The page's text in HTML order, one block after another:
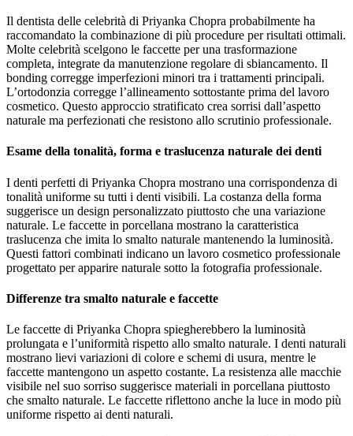
Il dentista delle celebrità di Priyanka Chopra probabilmente ha
raccomandato la combinazione di più procedure per risultati ottimali.
Molte celebrità scelgono le faccette per una trasformazione
completa, integrate da manutenzione regolare di sbiancamento. Il
bonding corregge imperfezioni minori tra i trattamenti principali.
L’ortodonzia corregge l’allineamento sottostante prima del lavoro
cosmetico. Questo approccio stratificato crea sorrisi dall’aspetto
naturale ma perfezionati che resistono allo scrutinio professionale.
Esame della tonalità, forma e traslucenza naturale dei denti
I denti perfetti di Priyanka Chopra mostrano una corrispondenza di
tonalità uniforme su tutti i denti visibili. La costanza della forma
suggerisce un design personalizzato piuttosto che una variazione
naturale. Le faccette in porcellana mostrano la caratteristica
traslucenza che imita lo smalto naturale mantenendo la luminosità.
Questi fattori combinati indicano un lavoro cosmetico professionale
progettato per apparire naturale sotto la fotografia professionale.
Differenze tra smalto naturale e faccette
Le faccette di Priyanka Chopra spiegherebbero la luminosità
prolungata e l’uniformità rispetto allo smalto naturale. I denti naturali
mostrano lievi variazioni di colore e schemi di usura, mentre le
faccette mantengono un aspetto costante. La resistenza alle macchie
visibile nel suo sorriso suggerisce materiali in porcellana piuttosto
che smalto naturale. Le faccette riflettono anche la luce in modo più
uniforme rispetto ai denti naturali.